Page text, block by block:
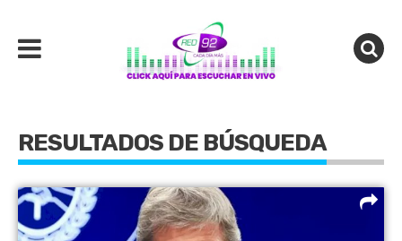
RESULTADOS DE BÚSQUEDA